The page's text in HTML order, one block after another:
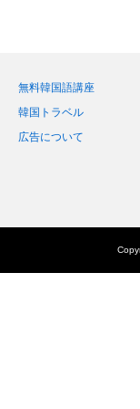
無料韓国語講座
韓国トラベル
広告について